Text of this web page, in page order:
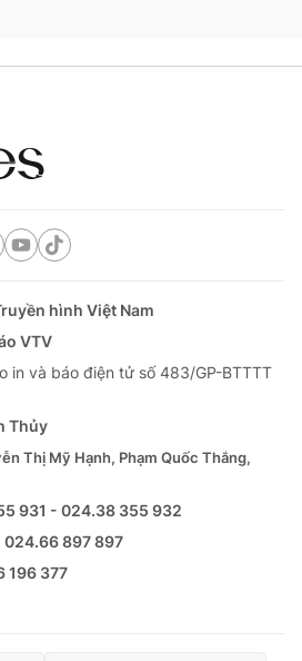
hình Việt Nam
VTV
in và báo điện tử số 483/GP-BTTTT
Thủy
Thị Mỹ Hạnh, Phạm Quốc Thắng,
931 - 024.38 355 932
024.66 897 897
196 377